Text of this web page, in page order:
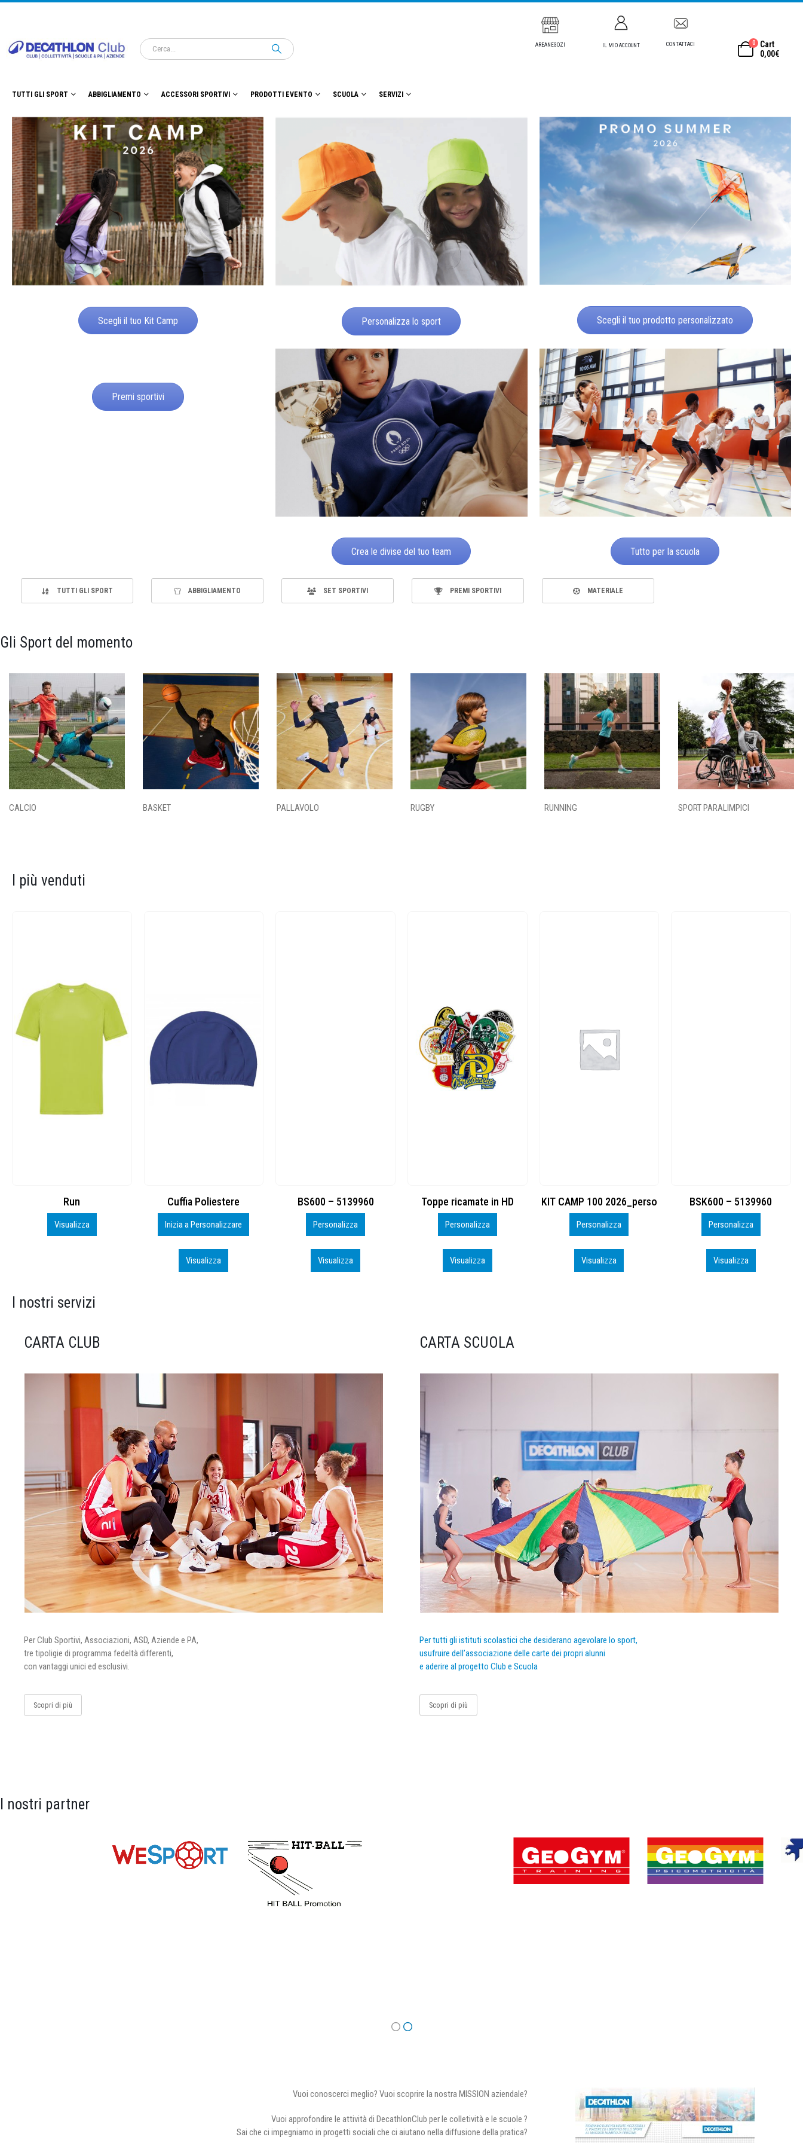
AREANEGOZI IL MIO ACCOUNT CONTATTACI 0
Cart
0,00€
TUTTI GLI SPORT ABBIGLIAMENTO ACCESSORI SPORTIVI PRODOTTI EVENTO SCUOLA SERVIZI
Scegli il tuo Kit Camp Personalizza lo sport Scegli il tuo prodotto personalizzato
Premi sportivi
Crea le divise del tuo team Tutto per la scuola
TUTTI GLI SPORT ABBIGLIAMENTO SET SPORTIVI PREMI SPORTIVI MATERIALE
Gli Sport del momento
CALCIO BASKET PALLAVOLO RUGBY RUNNING SPORT PARALIMPICI
I più venduti
Cuffia Poliestere
Inizia a Personalizzare
BS600 – 5139960
Personalizza
Visualizza
Toppe ricamate in HD
Personalizza
Visualizza
KIT CAMP 100 2026_perso
Personalizza
Visualizza
BSK600 – 5139960
Personalizza
Visualizza
DTF
Personalizza
Visualizza
I nostri servizi
CARTA CLUB
Per Club Sportivi, Associazioni, ASD, Aziende e PA,
tre tipoligie di programma fedeltà differenti,
con vantaggi unici ed esclusivi.
Scopri di più
CARTA SCUOLA
Per tutti gli istituti scolastici che desiderano agevolare lo sport,
usufruire dell’associazione delle carte dei propri alunni
e aderire al progetto Club e Scuola
Scopri di più
I nostri partner
Vuoi conoscerci meglio? Vuoi scoprire la nostra MISSION aziendale?
Vuoi approfondire le attività di DecathlonClub per le colletività e le scuole ?
Sai che ci impegniamo in progetti sociali che ci aiutano nella diffusione della pratica?